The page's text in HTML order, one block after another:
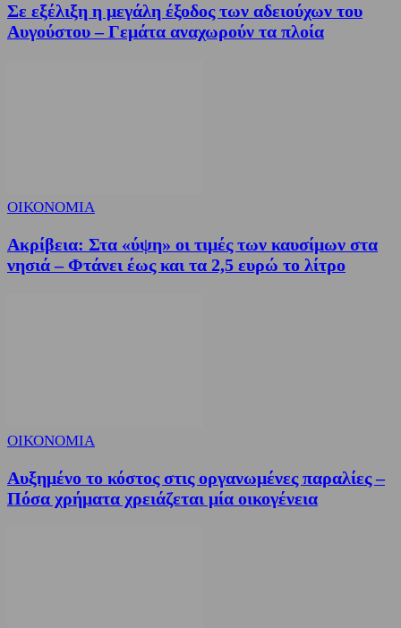
Σε εξέλιξη η μεγάλη έξοδος των αδειούχων του
Αυγούστου – Γεμάτα αναχωρούν τα πλοία
ΟΙΚΟΝΟΜΙΑ
Ακρίβεια: Στα «ύψη» οι τιμές των καυσίμων στα
νησιά – Φτάνει έως και τα 2,5 ευρώ το λίτρο
ΟΙΚΟΝΟΜΙΑ
Αυξημένο το κόστος στις οργανωμένες παραλίες –
Πόσα χρήματα χρειάζεται μία οικογένεια